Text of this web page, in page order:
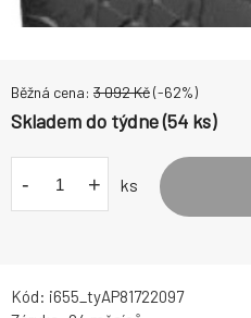
Běžná cena: 3 092Kč(-62%)
Skladem do týdne (54 ks)
- + ks
Kód: i655_tyAP81722097